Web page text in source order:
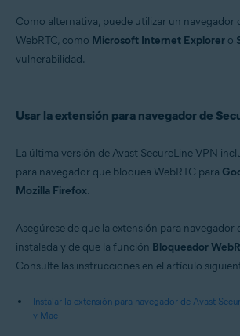
Como alternativa, puede utilizar un navegador
WebRTC, como Microsoft Internet Explorer o
vulnerabilidad.
Usar la extensión para navegador de
La última versión de Avast SecureLine VPN
para navegador que bloquea WebRTC para
Mozilla Firefox.
Asegúrese de que la extensión para navegador
instalada y de que la función Bloqueador
Consulte las instrucciones en el artículo
Instalar la extensión para navegador de Avast
y Mac